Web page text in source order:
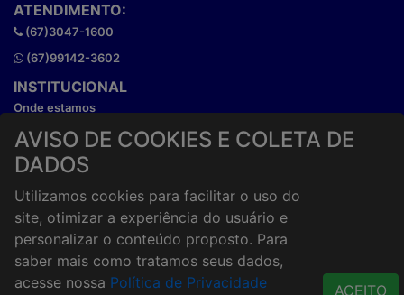
AVISO DE COOKIES E COLETA DE
DADOS
Utilizamos cookies para facilitar o uso do
site, otimizar a experiência do usuário e
personalizar o conteúdo proposto. Para
saber mais como tratamos seus dados,
acesse nossa Política de Privacidade ACEITO
ATENDIMENTO:
(67)3047-1600
(67)99142-3602
INSTITUCIONAL
Onde estamos
Horários de atendimento
HORÁRIOS E ENTREGA
Horários de Entrega
Taxa de entrega
Cidades Atendidas
ACESSO RÁPIDO